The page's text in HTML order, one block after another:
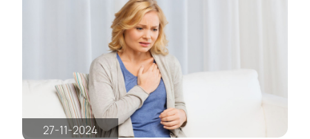
27-11-2024